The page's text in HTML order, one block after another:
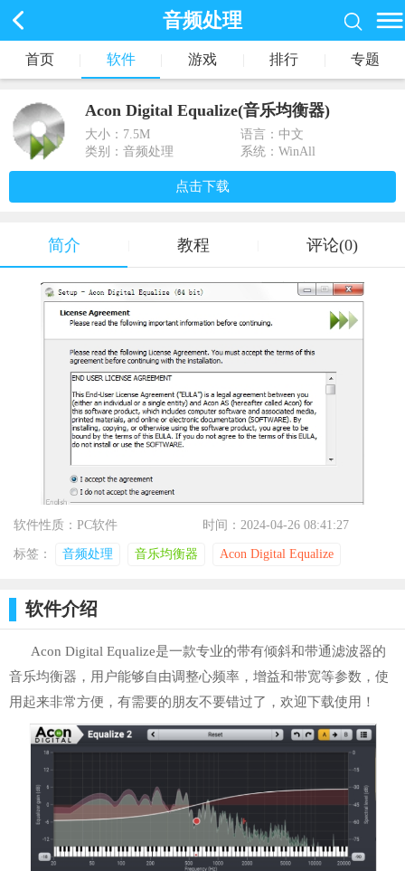
音频处理
首页 软件 游戏 排行 专题
Acon Digital Equalize(音乐均衡器)
大小： 7.5M
语言：中文
类别：音频处理
系统：WinAll
点击下载
简介 教程 评论(0)
软件性质：PC软件 时间：2024-04-26 08:41:27
标签： 音频处理 音乐均衡器 Acon Digital Equalize
软件介绍
Acon Digital Equalize是一款专业的带有倾斜和带通滤波器的
音乐均衡器，用户能够自由调整心频率，增益和带宽等参数，使
用起来非常方便，有需要的朋友不要错过了，欢迎下载使用！